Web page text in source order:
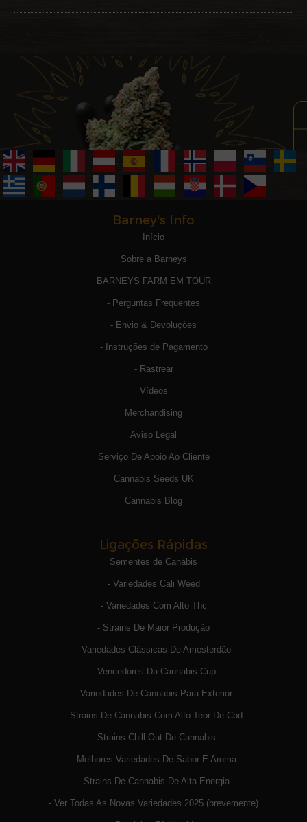
Barney's Info
Início
Sobre a Barneys
BARNEYS FARM EM TOUR
- Perguntas Frequentes
- Envio & Devoluções
- Instruções de Pagamento
- Rastrear
Vídeos
Merchandising
Aviso Legal
Serviço De Apoio Ao Cliente
Cannabis Seeds UK
Cannabis Blog
Ligações Rápidas
Sementes de Canábis
- Variedades Cali Weed
- Variedades Com Alto Thc
- Strains De Maior Produção
- Variedades Clássicas De Amesterdão
- Vencedores Da Cannabis Cup
- Variedades De Cannabis Para Exterior
- Strains De Cannabis Com Alto Teor De Cbd
- Strains Chill Out De Cannabis
- Melhores Variedades De Sabor E Aroma
- Strains De Cannabis De Alta Energia
- Ver Todas As Novas Variedades 2025 (brevemente)